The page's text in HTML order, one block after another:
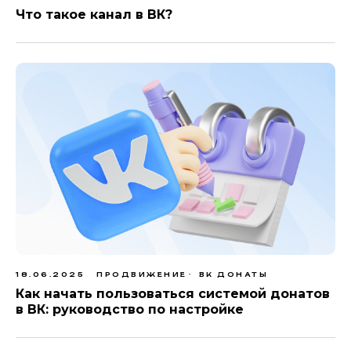
Что такое канал в ВК?
18.06.2025 ПРОДВИЖЕНИЕ ВК ДОНАТЫ
Как начать пользоваться системой донатов
в ВК: руководство по настройке